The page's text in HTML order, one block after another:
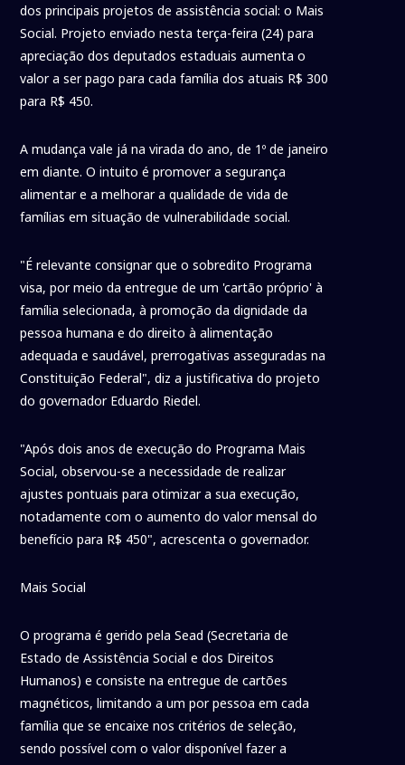
dos principais projetos de assistência social: o Mais
Social. Projeto enviado nesta terça-feira (24) para
apreciação dos deputados estaduais aumenta o
valor a ser pago para cada família dos atuais R$ 300
para R$ 450.
A mudança vale já na virada do ano, de 1º de janeiro
em diante. O intuito é promover a segurança
alimentar e a melhorar a qualidade de vida de
famílias em situação de vulnerabilidade social.
"É relevante consignar que o sobredito Programa
visa, por meio da entregue de um 'cartão próprio' à
família selecionada, à promoção da dignidade da
pessoa humana e do direito à alimentação
adequada e saudável, prerrogativas asseguradas na
Constituição Federal", diz a justificativa do projeto
do governador Eduardo Riedel.
"Após dois anos de execução do Programa Mais
Social, observou-se a necessidade de realizar
ajustes pontuais para otimizar a sua execução,
notadamente com o aumento do valor mensal do
benefício para R$ 450", acrescenta o governador.
Mais Social
O programa é gerido pela Sead (Secretaria de
Estado de Assistência Social e dos Direitos
Humanos) e consiste na entregue de cartões
magnéticos, limitando a um por pessoa em cada
família que se encaixe nos critérios de seleção,
sendo possível com o valor disponível fazer a